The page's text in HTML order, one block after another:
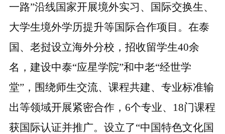
一路”沿线国家开展境外实习、国际交换生、
大学生境外学历提升等国际合作项目。在泰
国、老挝设立海外分校，招收留学生40余
名，建设中泰“应星学院”和中老“经世学
堂”，围绕师生交流、课程共建、专业标准输
出等领域开展紧密合作，6个专业、18门课程
获国际认证并推广。设立了“中国特色文化国